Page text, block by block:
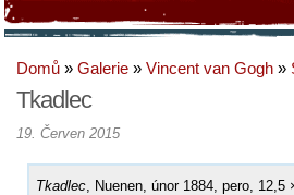
Domů » Galerie » Vincent van Gogh »
Tkadlec
19. Červen 2015
Tkadlec , Nuenen, únor 1884, pero,